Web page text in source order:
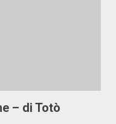
– di Totò